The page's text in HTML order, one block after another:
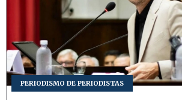
PERIODISMO DE PERIODISTAS